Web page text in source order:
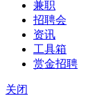
兼职
招聘会
资讯
工具箱
赏金招聘
关闭